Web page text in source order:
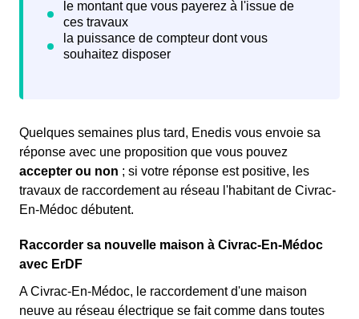
Quelques semaines plus tard, Enedis vous envoie sa
réponse avec une proposition que vous pouvez
accepter ou non ; si votre réponse est positive, les
travaux de raccordement au réseau l'habitant de Civrac-
En-Médoc débutent.
Raccorder sa nouvelle maison à Civrac-En-Médoc
avec ErDF
A Civrac-En-Médoc, le raccordement d'une maison
neuve au réseau électrique se fait comme dans toutes